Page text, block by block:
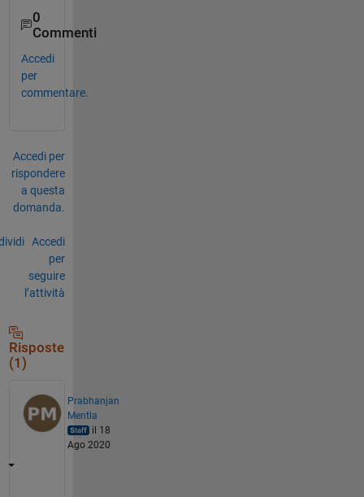
0
Commenti
Accedi
per
commentare.
Accedi per
rispondere
a questa
domanda.
Accedi
per
seguire
l’attività
Risposte
(1)
Prabhanjan
Mentla
il 18
Ago 2020